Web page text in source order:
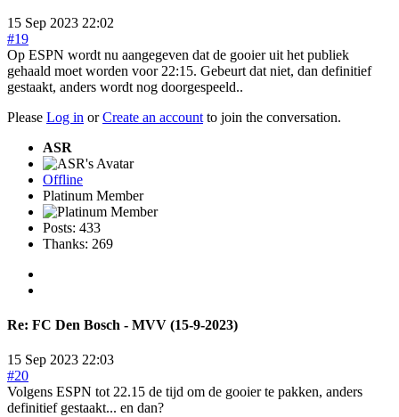
15 Sep 2023 22:02
#19
Op ESPN wordt nu aangegeven dat de gooier uit het publiek
gehaald moet worden voor 22:15. Gebeurt dat niet, dan definitief
gestaakt, anders wordt nog doorgespeeld..
Please Log in orCreate an account to join the conversation.
ASR
Offline
Platinum Member
Posts: 433
Thanks: 269
Re: FC Den Bosch - MVV (15-9-2023)
15 Sep 2023 22:03
#20
Volgens ESPN tot 22.15 de tijd om de gooier te pakken, anders
definitief gestaakt... en dan?